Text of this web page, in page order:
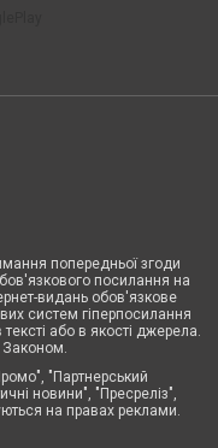
попередньої згоди
посилання на
видань обов'язкове
систем гіперпосилання
або в якості джерела.
Законом.
"Партнерський
новини", "Пресреліз",
на правах реклами.